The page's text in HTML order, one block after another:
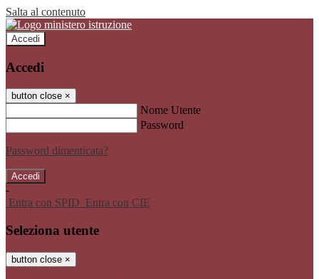
Salta al contenuto
Accedi
Accedi
button close ×
Nome Utente
Password
Password dimenticata?
-
Entra con SPID Entra con CIE
Seleziona utente
button close ×